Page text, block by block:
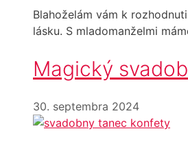
Blahoželám vám k
lásku. S mladomanželmi
Magický
30. septembra 2024